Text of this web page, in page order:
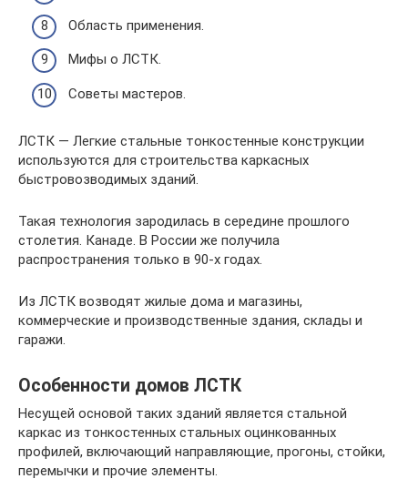
Область применения.
Мифы о ЛСТК.
Советы мастеров.
ЛСТК — Легкие стальные тонкостенные конструкции
используются для строительства каркасных
быстровозводимых зданий.
Такая технология зародилась в середине прошлого
столетия. Канаде. В России же получила
распространения только в 90-х годах.
Из ЛСТК возводят жилые дома и магазины,
коммерческие и производственные здания, склады и
гаражи.
Особенности домов ЛСТК
Несущей основой таких зданий является стальной
каркас из тонкостенных стальных оцинкованных
профилей, включающий направляющие, прогоны, стойки,
перемычки и прочие элементы.